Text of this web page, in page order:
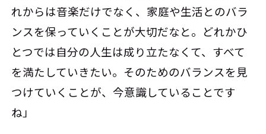
れからは音楽だけでなく、家庭や生活とのバラ
ンスを保っていくことが大切だなと。どれかひ
とつでは自分の人生は成り立たなくて、すべて
を満たしていきたい。そのためのバランスを見
つけていくことが、今意識していることです
ね」